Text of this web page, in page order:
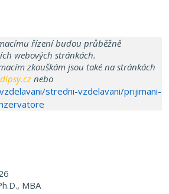
řízení budou průběžně
webových stránkách.
zkouškám jsou také na stránkách
nebo
stredni-vzdelavani/prijimani-
MBA